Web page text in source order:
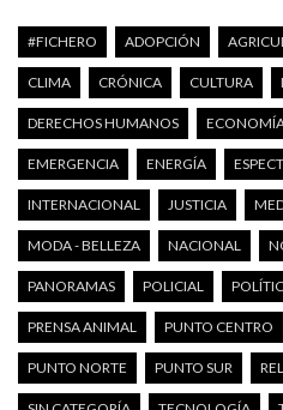
#FICHERO ADOPCIÓN
CLIMA CRÓNICA CULTURA
DERECHOS HUMANOS
EMERGENCIA ENERGÍA
INTERNACIONAL JUSTICIA
MODA - BELLEZA NACIONAL
PANORAMAS POLICIAL
PRENSA ANIMAL PUNTO CENTRO
PUNTO NORTE PUNTO SUR